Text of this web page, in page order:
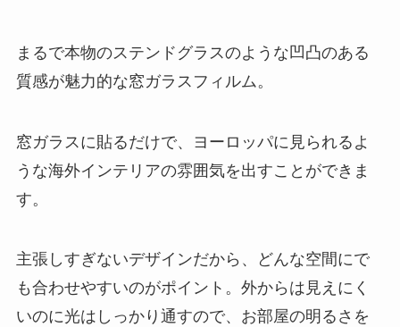
まるで本物のステンドグラスのような凹凸のある
質感が魅力的な窓ガラスフィルム。
窓ガラスに貼るだけで、ヨーロッパに見られるよ
うな海外インテリアの雰囲気を出すことができま
す。
主張しすぎないデザインだから、どんな空間にで
も合わせやすいのがポイント。外からは見えにく
いのに光はしっかり通すので、お部屋の明るさを